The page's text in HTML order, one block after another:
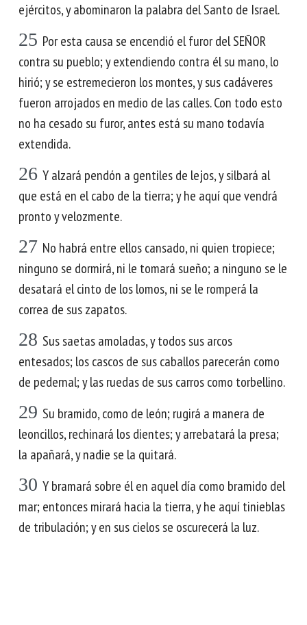
ejércitos, y abominaron la palabra del Santo de Israel.
25 Por esta causa se encendió el furor del SEÑOR
contra su pueblo; y extendiendo contra él su mano, lo
hirió; y se estremecieron los montes, y sus cadáveres
fueron arrojados en medio de las calles. Con todo esto
no ha cesado su furor, antes está su mano todavía
extendida.
26 Y alzará pendón a gentiles de lejos, y silbará al
que está en el cabo de la tierra; y he aquí que vendrá
pronto y velozmente.
27 No habrá entre ellos cansado, ni quien tropiece;
ninguno se dormirá, ni le tomará sueño; a ninguno se le
desatará el cinto de los lomos, ni se le romperá la
correa de sus zapatos.
28 Sus saetas amoladas, y todos sus arcos
entesados; los cascos de sus caballos parecerán como
de pedernal; y las ruedas de sus carros como torbellino.
29 Su bramido, como de león; rugirá a manera de
leoncillos, rechinará los dientes; y arrebatará la presa;
la apañará, y nadie se la quitará.
30 Y bramará sobre él en aquel día como bramido del
mar; entonces mirará hacia la tierra, y he aquí tinieblas
de tribulación; y en sus cielos se oscurecerá la luz.